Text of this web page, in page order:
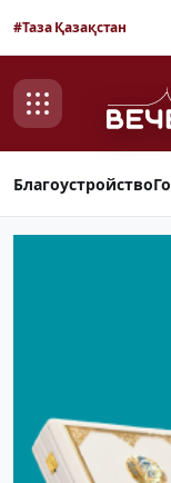
#Таза Қазақстан
Благоустройство